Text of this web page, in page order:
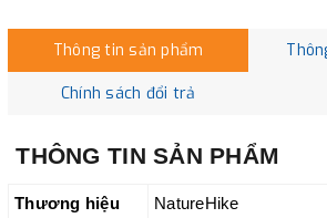
Thông tin sản phẩm
Chính sách đổi trả
THÔNG TIN SẢN PHẨM
Thương hiệu NatureHike